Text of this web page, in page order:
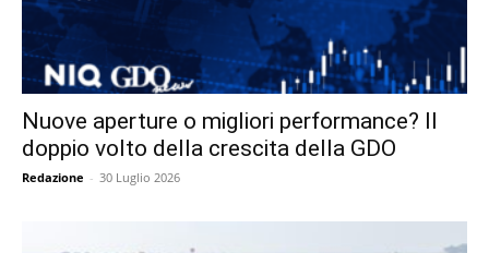
Nuove aperture o migliori performance? Il
doppio volto della crescita della GDO
Redazione - 30 Luglio 2026